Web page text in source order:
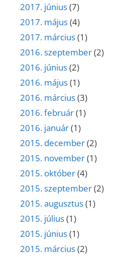
2017. június(7)
2017. május(4)
2017. március(1)
2016. szeptember(2)
2016. június(2)
2016. május(1)
2016. március(3)
2016. február(1)
2016. január(1)
2015. december(2)
2015. november(1)
2015. október(4)
2015. szeptember(2)
2015. augusztus(1)
2015. július(1)
2015. június(1)
2015. március(2)